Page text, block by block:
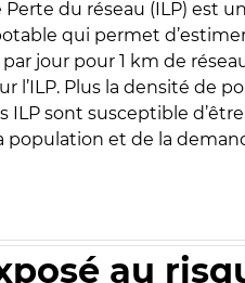
Perte du réseau (ILP) est
qui permet
jour pour 1 km de
l’ILP. Plus la densité de
ILP sont susceptible
population et de la
au